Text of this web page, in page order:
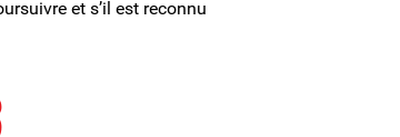
et s’il est reconnu